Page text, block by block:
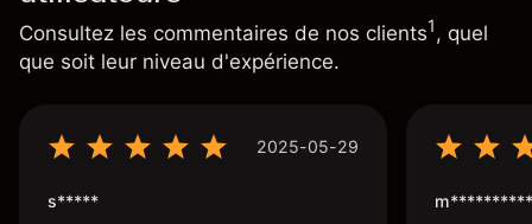
Consultez les commentaires de nos clients1, quel
que soit leur niveau d'expérience.
2025-05-29
s***** m**********